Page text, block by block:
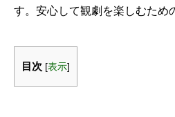
す。安心して観劇を楽しむため
目次 [表示]